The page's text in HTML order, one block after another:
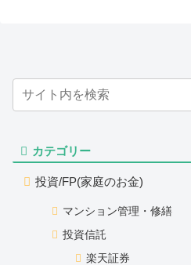
カテゴリー
投資/FP(家庭のお金)
マンション管理・修繕
投資信託
楽天証券